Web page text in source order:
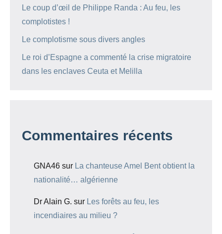
Le coup d’œil de Philippe Randa : Au feu, les
complotistes !
Le complotisme sous divers angles
Le roi d’Espagne a commenté la crise migratoire
dans les enclaves Ceuta et Melilla
Commentaires récents
GNA46 sur La chanteuse Amel Bent obtient la
nationalité… algérienne
Dr Alain G. sur Les forêts au feu, les
incendiaires au milieu ?